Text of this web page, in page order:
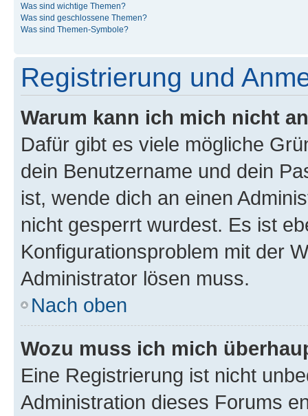
Was sind wichtige Themen?
Was sind geschlossene Themen?
Was sind Themen-Symbole?
Registrierung und
Warum kann ich mich nicht
Dafür gibt es viele mögliche
dein Benutzername und dein
ist, wende dich an einen
nicht gesperrt wurdest. Es ist
Konfigurationsproblem mit der
Administrator lösen muss.
Nach oben
Wozu muss ich mich
Eine Registrierung ist nicht
Administration dieses Forums